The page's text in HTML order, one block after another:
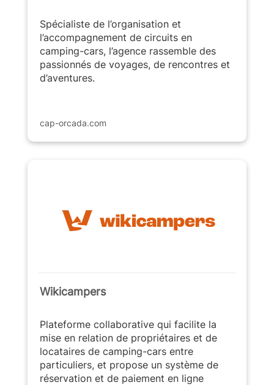
cap-orcada.com
Spécialiste de l’organisation et
l’accompagnement de circuits en
camping-cars, l’agence rassemble des
passionnés de voyages, de rencontres et
d’aventures.
Wikicampers
Plateforme collaborative qui facilite la
mise en relation de propriétaires et de
locataires de camping-cars entre
particuliers, et propose un système de
réservation et de paiement en ligne